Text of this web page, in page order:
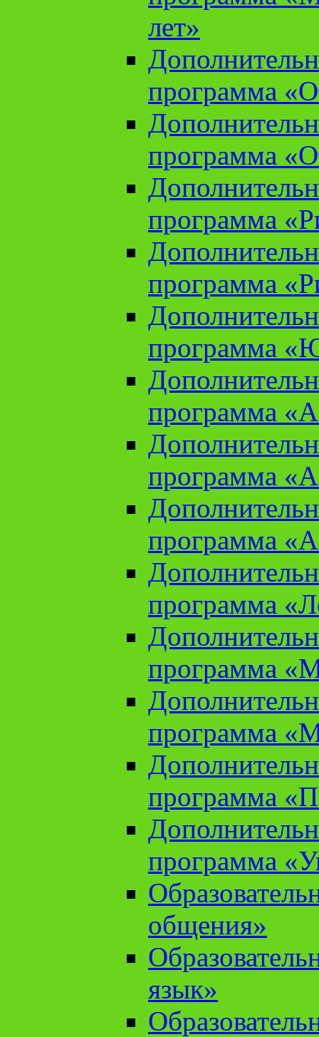
лет»
программа
программа
программа
программа
программа
программа
программа
программа
программа
программа
программа
программа
программа
общения»
язык»